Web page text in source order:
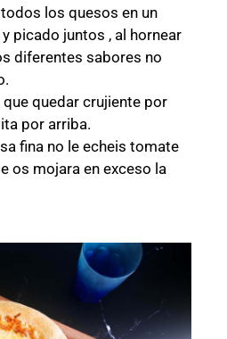
los quesos en un
picado juntos , al hornear
diferentes sabores no
que quedar crujiente por
por arriba.
fina no le echeis tomate
os mojara en exceso la